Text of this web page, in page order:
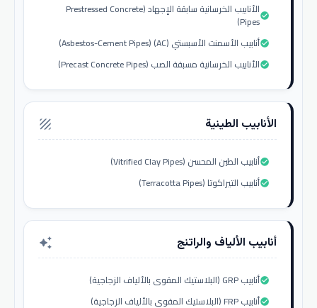
الأنابيب الخرسانية سابقة الإجهاد (Prestressed Concrete
Pipes)check_circle
أنابيب الأسمنت الأسبستي (AC) (Asbestos-Cement Pipes)check_circle
الأنابيب الخرسانية مسبقة الصب (Precast Concrete Pipes)check_circle
الأنابيب الطينية texture
أنابيب الطين المحسن (Vitrified Clay Pipes)check_circle
أنابيب التيراكوتا (Terracotta Pipes)check_circle
أنابيب الألياف والراتنج auto_awesome
أنابيب GRP (البلاستيك المقوى بالألياف الزجاجية)check_circle
أنابيب FRP (البلاستيك المقوى بالألياف الزجاجية)check_circle